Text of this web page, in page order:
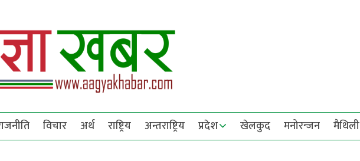
विचार अर्थ राष्ट्रिय अन्तराष्ट्रिय प्रदेश खेलकुद मनोरन्जन मैथिली